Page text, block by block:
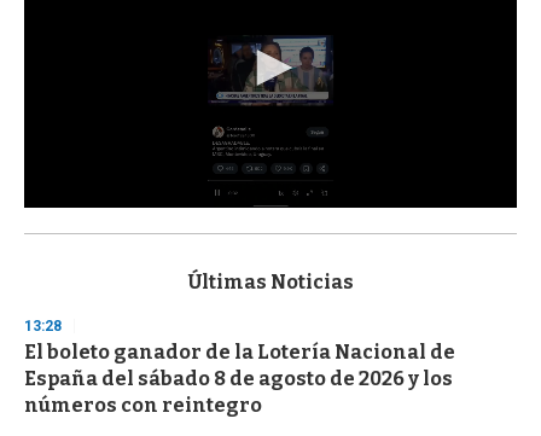
s
d
s
o
f
3
Últimas Noticias
13:28
El boleto ganador de la Lotería Nacional de
España del sábado 8 de agosto de 2026 y los
números con reintegro